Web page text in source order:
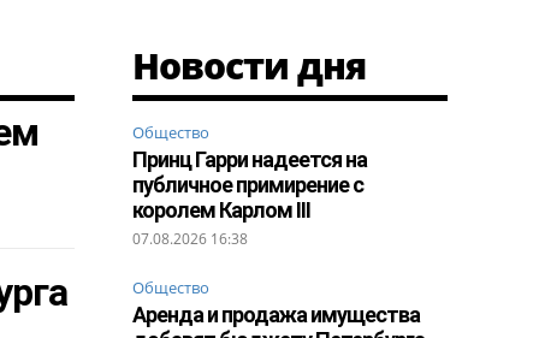
Новости дня
Общество
Принц Гарри надеется на
публичное примирение с
королем Карлом III
07.08.2026 16:38
Общество
Аренда и продажа имущества